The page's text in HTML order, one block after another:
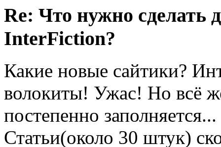
Re: Что нужно сделать
InterFiction?
Какие новые сайтики?
волокиты! Ужас! Но всё
постепенно
Статьи(около 30 штук)